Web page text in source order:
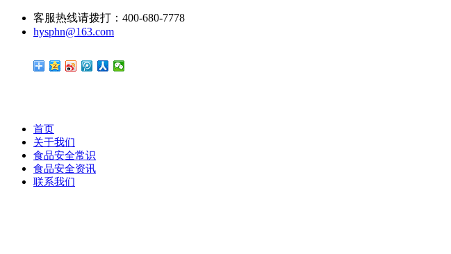
客服热线请拨打：400-680-7778
hysphn@163.com
首页
关于我们
食品安全常识
食品安全资讯
联系我们